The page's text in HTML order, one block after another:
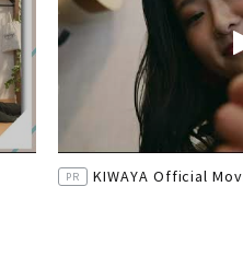
PR KIWAYA Official